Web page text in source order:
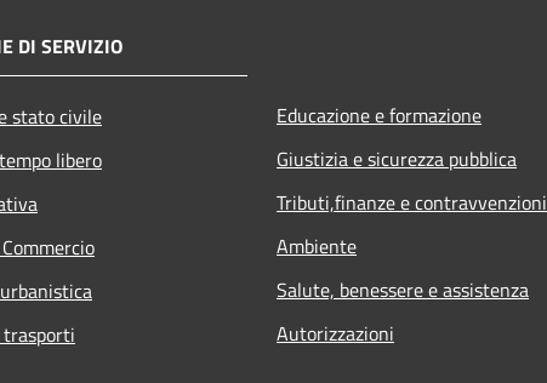
DI SERVIZIO
stato civile
libero
Educazione e formazione
Giustizia e sicurezza pubblica
Tributi,finanze e contravvenzioni
Ambiente
Salute, benessere e assistenza
Autorizzazioni